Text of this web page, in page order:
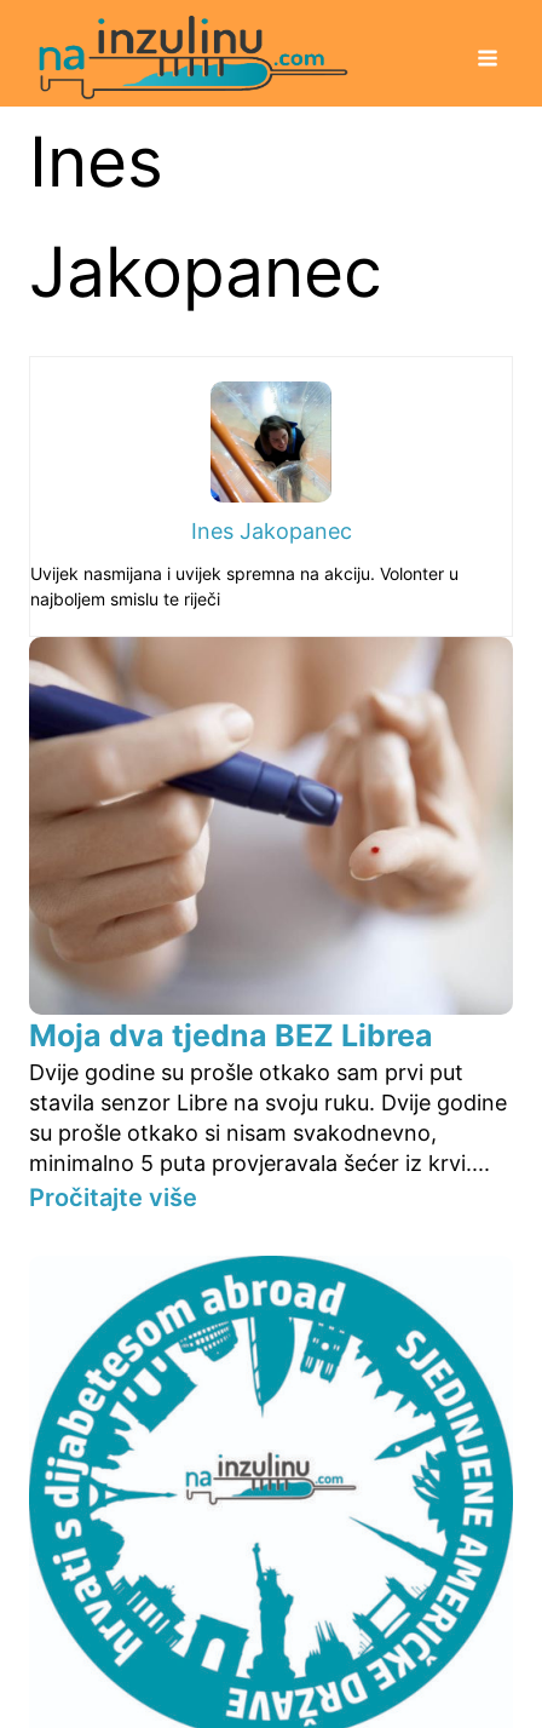
Ines
Jakopanec
Ines Jakopanec
Uvijek nasmijana i uvijek spremna na akciju. Volonter u
najboljem smislu te riječi
Moja dva tjedna BEZ Librea
Dvije godine su prošle otkako sam prvi put
stavila senzor Libre na svoju ruku. Dvije godine
su prošle otkako si nisam svakodnevno,
minimalno 5 puta provjeravala šećer iz krvi....
Pročitajte više